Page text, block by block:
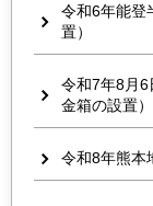
令和6年能登
置）
令和7年8月6
金箱の設置）
令和8年熊本